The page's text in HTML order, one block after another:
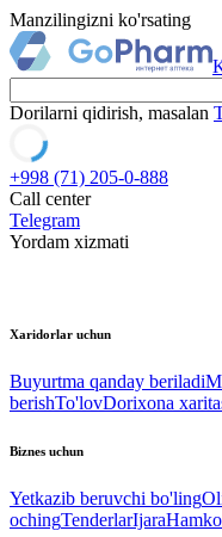
Manzilingizni ko'rsating
Dorilarni qidirish, masalan
+998 (71) 205-0-888
Call center
Telegram
Yordam xizmati
Xaridorlar uchun
Buyurtma qanday beriladi
berishTo'lovDorixona
Biznes uchun
Yetkazib beruvchi bo'ling
ochingTenderlarIjara